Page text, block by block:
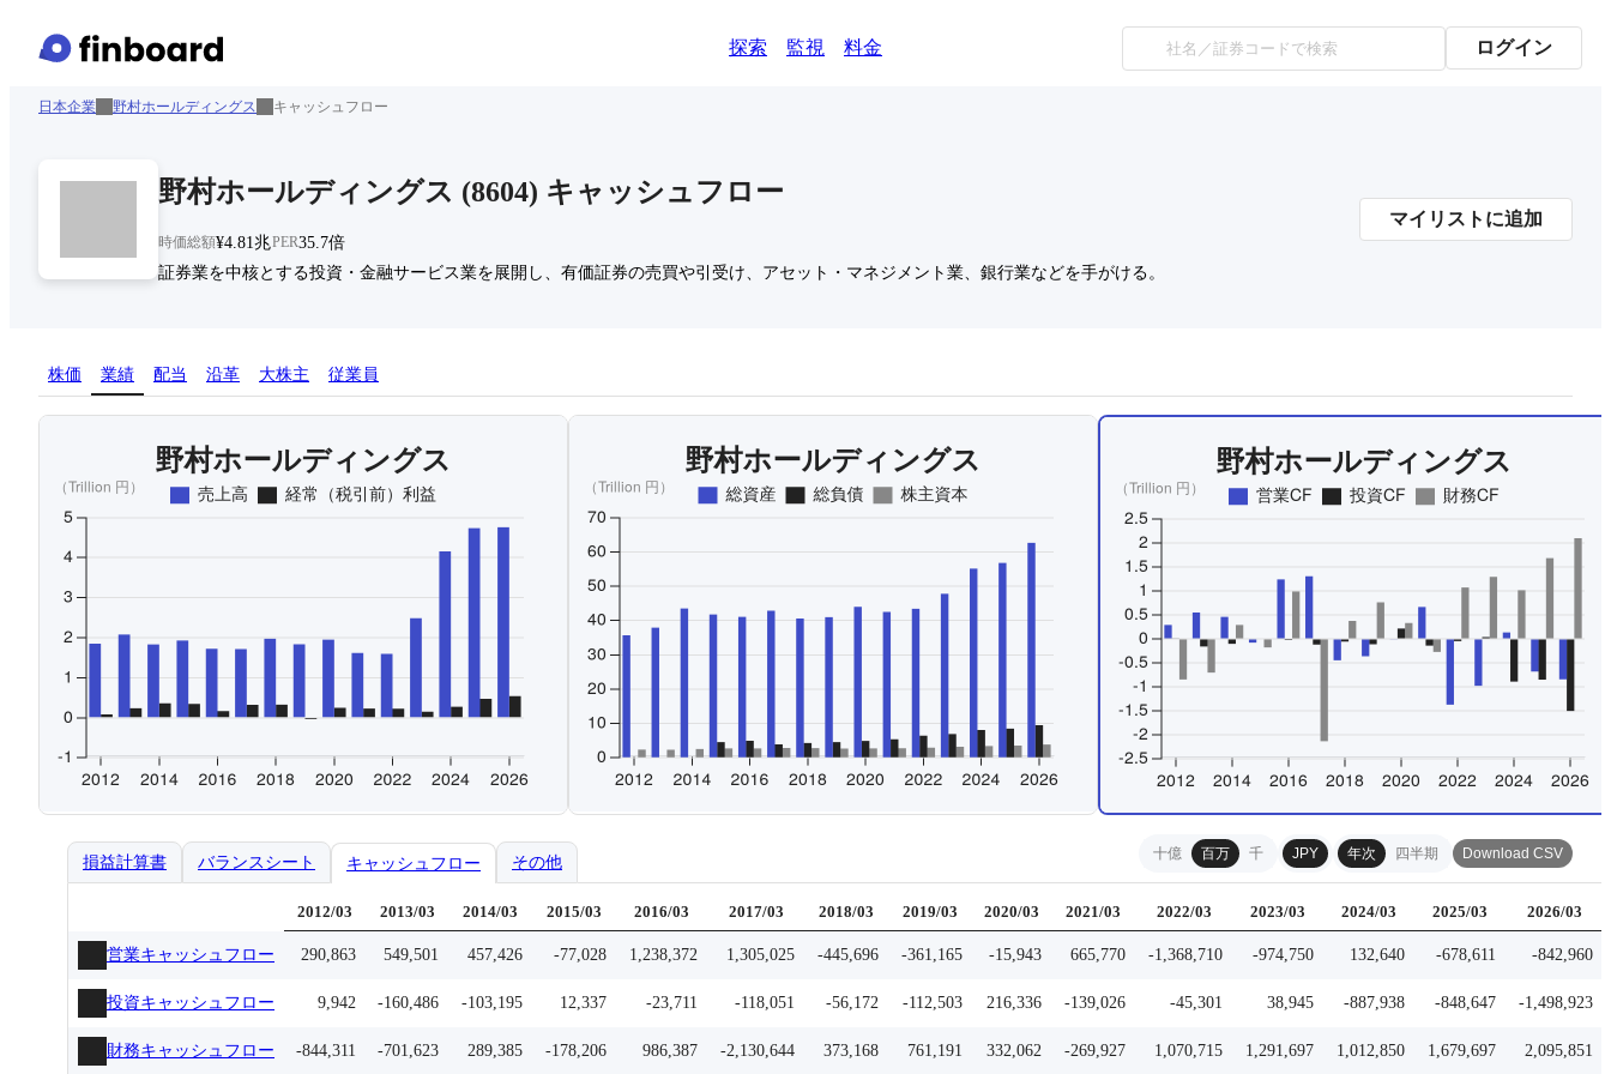
探索 監視 料金 ログイン
日本企業 野村ホールディングス キャッシュフロー
野村ホールディングス (8604) キャッシュフロー
時価総額¥4.81兆PER35.7倍
証券業を中核とする投資・金融サービス業を展開し、有価証券の売買や引受け、アセット・マネジメント業、銀行業などを手がける。
マイリストに追加
株価 業績 配当 沿革 大株主 従業員
十億 百万 千 JPY 年次 四半期 Download CSV
損益計算書 バランスシート キャッシュフロー その他
2012/03 2013/03 2014/03 2015/03 2016/03 2017/03 2018/03 2019/03 2020/03 2021/03 2022/03 2023/03 2024/03 2025/03 2026/03
営業キャッシュフロー 290,863 549,501 457,426 -77,028 1,238,372 1,305,025 -445,696 -361,165 -15,943 665,770 -1,368,710 -974,750 132,640 -678,611 -842,960
投資キャッシュフロー 9,942 -160,486 -103,195 12,337 -23,711 -118,051 -56,172 -112,503 216,336 -139,026 -45,301 38,945 -887,938 -848,647 -1,498,923
財務キャッシュフロー -844,311 -701,623 289,385 -178,206 986,387 -2,130,644 373,168 761,191 332,062 -269,927 1,070,715 1,291,697 1,012,850 1,679,697 2,095,851